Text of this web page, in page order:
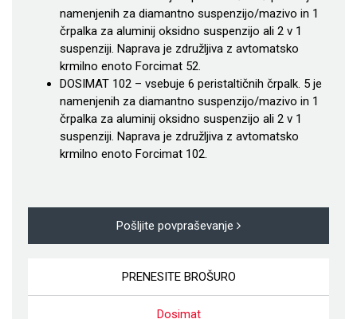
namenjenih za diamantno suspenzijo/mazivo in 1
črpalka za aluminij oksidno suspenzijo ali 2 v 1
suspenziji. Naprava je združljiva z avtomatsko
krmilno enoto Forcimat 52.
DOSIMAT 102 – vsebuje 6 peristaltičnih črpalk. 5 je
namenjenih za diamantno suspenzijo/mazivo in 1
črpalka za aluminij oksidno suspenzijo ali 2 v 1
suspenziji. Naprava je združljiva z avtomatsko
krmilno enoto Forcimat 102.
Pošljite povpraševanje
PRENESITE BROŠURO
Dosimat